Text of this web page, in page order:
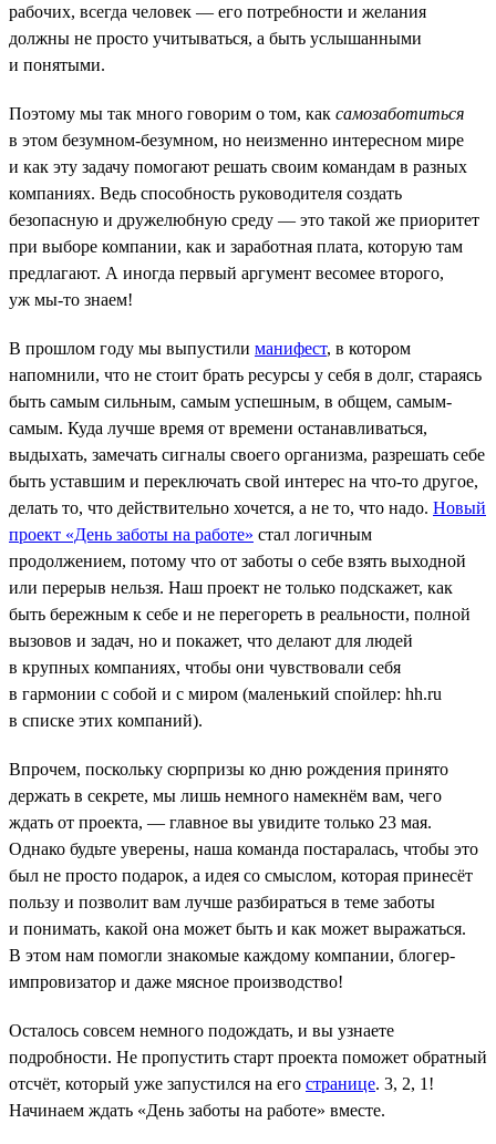
рабочих, всегда человек — его потребности и желания
должны не просто учитываться, а быть услышанными
и понятыми.
Поэтому мы так много говорим о том, как самозаботиться
в этом безумном-безумном, но неизменно интересном мире
и как эту задачу помогают решать своим командам в разных
компаниях. Ведь способность руководителя создать
безопасную и дружелюбную среду — это такой же приоритет
при выборе компании, как и заработная плата, которую там
предлагают. А иногда первый аргумент весомее второго,
уж мы-то знаем!
В прошлом году мы выпустили манифест, в котором
напомнили, что не стоит брать ресурсы у себя в долг, стараясь
быть самым сильным, самым успешным, в общем, самым-
самым. Куда лучше время от времени останавливаться,
выдыхать, замечать сигналы своего организма, разрешать себе
быть уставшим и переключать свой интерес на что-то другое,
делать то, что действительно хочется, а не то, что надо. Новый
проект «День заботы на работе» стал логичным
продолжением, потому что от заботы о себе взять выходной
или перерыв нельзя. Наш проект не только подскажет, как
быть бережным к себе и не перегореть в реальности, полной
вызовов и задач, но и покажет, что делают для людей
в крупных компаниях, чтобы они чувствовали себя
в гармонии с собой и с миром (маленький спойлер: hh.ru
в списке этих компаний).
Впрочем, поскольку сюрпризы ко дню рождения принято
держать в секрете, мы лишь немного намекнём вам, чего
ждать от проекта, — главное вы увидите только 23 мая.
Однако будьте уверены, наша команда постаралась, чтобы это
был не просто подарок, а идея со смыслом, которая принесёт
пользу и позволит вам лучше разбираться в теме заботы
и понимать, какой она может быть и как может выражаться.
В этом нам помогли знакомые каждому компании, блогер-
импровизатор и даже мясное производство!
Осталось совсем немного подождать, и вы узнаете
подробности. Не пропустить старт проекта поможет обратный
отсчёт, который уже запустился на его странице. 3, 2, 1!
Начинаем ждать «День заботы на работе» вместе.